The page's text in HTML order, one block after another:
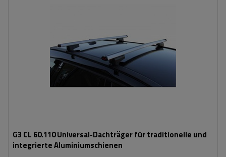
G3 CL 60.110 Universal-Dachträger für traditionelle und
integrierte Aluminiumschienen